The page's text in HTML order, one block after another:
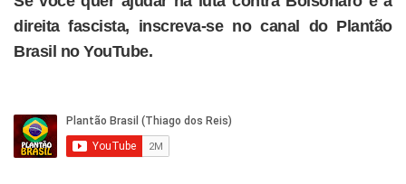
direita fascista, inscreva-se no canal do Plantão
Brasil no YouTube.